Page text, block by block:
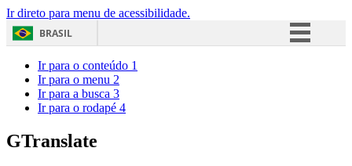
Ir direto para menu de acessibilidade.
BRASIL
Ir para o conteúdo 1
Ir para o menu 2
Ir para a busca 3
Ir para o rodapé 4
GTranslate